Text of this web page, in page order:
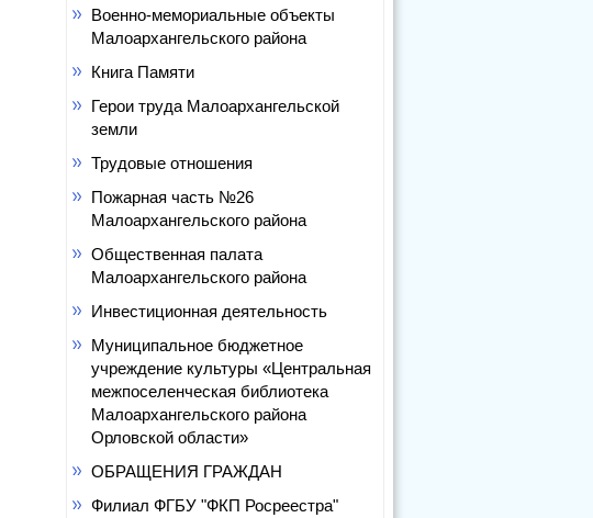
Военно-мемориальные объекты
Малоархангельского района
Книга Памяти
Герои труда Малоархангельской
земли
Трудовые отношения
Пожарная часть №26
Малоархангельского района
Общественная палата
Малоархангельского района
Инвестиционная деятельность
Муниципальное бюджетное
учреждение культуры «Центральная
межпоселенческая библиотека
Малоархангельского района
Орловской области»
ОБРАЩЕНИЯ ГРАЖДАН
Филиал ФГБУ "ФКП Росреестра"